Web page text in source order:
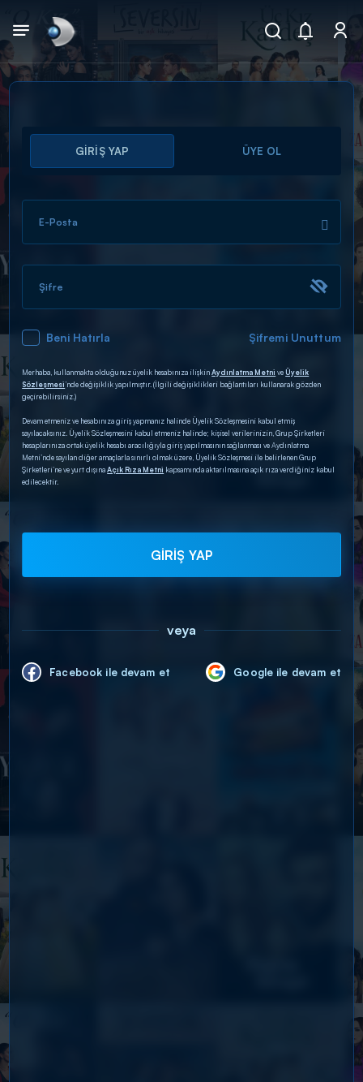
Arama
ARAMA SONUÇLARI
DİĞER SONUÇLAR
GİRİŞ YAP ÜYE OL
E-Posta
Şifre
Beni Hatırla Şifremi Unuttum
Merhaba, kullanmakta olduğunuz üyelik hesabınıza ilişkinAydınlatma Metni veÜyelik
Sözleşmesi’nde değişiklik yapılmıştır. (İlgili değişiklikleri bağlantıları kullanarak gözden
geçirebilirsiniz.)
Devam etmeniz ve hesabınıza giriş yapmanız halinde Üyelik Sözleşmesini kabul etmiş
sayılacaksınız. Üyelik Sözleşmesini kabul etmeniz halinde; kişisel verilerinizin, Grup Şirketleri
hesaplarınıza ortak üyelik hesabı aracılığıyla giriş yapılmasının sağlanması ve Aydınlatma
Metni’nde sayılan diğer amaçlarla sınırlı olmak üzere, Üyelik Sözleşmesi ile belirlenen Grup
Şirketleri’ne ve yurt dışınaAçık Rıza Metni kapsamında aktarılmasına açık rıza verdiğiniz kabul
edilecektir.
GİRİŞ YAP
veya
Facebook ile devam et Google ile devam et